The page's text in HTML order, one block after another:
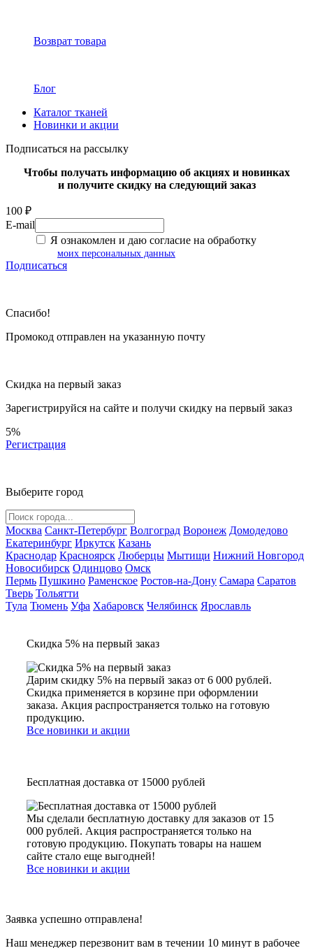
Возврат товара
Блог
Каталог тканей
Новинки и акции
Подписаться на рассылку
Чтобы получать информацию об акциях и новинках
и получите скидку на следующий заказ
100 ₽
E-mail
Я ознакомлен и даю согласие на обработку
моих персональных данных
Подписаться
Спасибо!
Промокод отправлен на указанную почту
Скидка на первый заказ
Зарегистрируйся на сайте и получи скидку на первый заказ
5%
Регистрация
Выберите город
Москва Санкт-Петербург Волгоград Воронеж Домодедово
Екатеринбург Иркутск Казань
Краснодар Красноярск Люберцы Мытищи Нижний Новгород
Новосибирск Одинцово Омск
Пермь Пушкино Раменское Ростов-на-Дону Самара Саратов
Тверь Тольятти
Тула Тюмень Уфа Хабаровск Челябинск Ярославль
Скидка 5% на первый заказ
Дарим скидку 5% на первый заказ от 6 000 рублей.
Скидка применяется в корзине при оформлении
заказа. Акция распространяется только на готовую
продукцию.
Все новинки и акции
Бесплатная доставка от 15000 рублей
Мы сделали бесплатную доставку для заказов от 15
000 рублей. Акция распространяется только на
готовую продукцию. Покупать товары на нашем
сайте стало еще выгодней!
Все новинки и акции
Заявка успешно отправлена!
Наш менеджер перезвонит вам в течении 10 минут в рабочее